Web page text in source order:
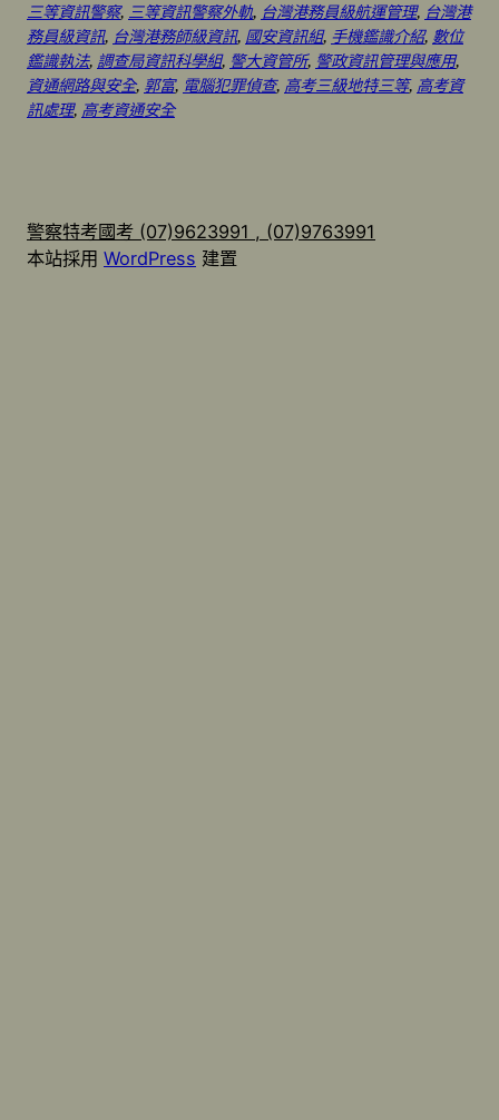
三等資訊警察, 三等資訊警察外軌, 台灣港務員級航運管理, 台灣港
務員級資訊, 台灣港務師級資訊, 國安資訊組, 手機鑑識介紹, 數位
鑑識執法, 調查局資訊科學組, 警大資管所, 警政資訊管理與應用
資通網路與安全, 郭富, 電腦犯罪偵查, 高考三級地特三等, 高考資
訊處理, 高考資通安全
警察特考國考 (07)9623991 , (07)9763991
本站採用 WordPress 建置